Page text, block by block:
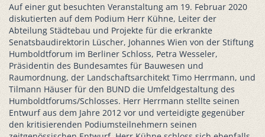
Auf einer gut besuchten Veranstaltung am 19. Februar 2020
diskutierten auf dem Podium Herr Kühne, Leiter der
Abteilung Städtebau und Projekte für die erkrankte
Senatsbaudirektorin Lüscher, Johannes Wien von der Stiftung
Humboldtforum im Berliner Schloss, Petra Wesseler,
Präsidentin des Bundesamtes für Bauwesen und
Raumordnung, der Landschaftsarchitekt Timo Herrmann, und
Tilmann Häuser für den BUND die Umfeldgestaltung des
Humboldtforums/Schlosses. Herr Herrmann stellte seinen
Entwurf aus dem Jahre 2012 vor und verteidigte gegenüber
den kritisierenden Podiumsteilnehmern seinen